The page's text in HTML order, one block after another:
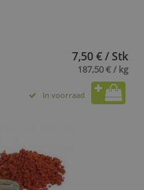
7,50 € / Stk
187,50 € / kg
In voorraad